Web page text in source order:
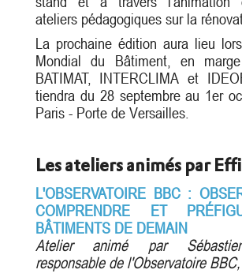
ateliers pédagogiques sur la
La prochaine édition aura lieu
Mondial du Bâtiment, en
BATIMAT, INTERCLIMA et
tiendra du 28 septembre au 1er
Paris - Porte de Versailles.
Les ateliers animés par
L'OBSERVATOIRE BBC :
COMPRENDRE ET
BÂTIMENTS DE DEMAIN
Atelier animé par
responsable de l'Observatoire